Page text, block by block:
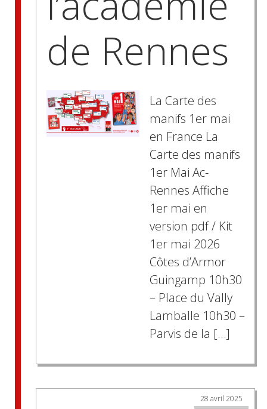
de Rennes
La Carte des
manifs 1er mai
en France La
Carte des manifs
1er Mai Ac-
Rennes Affiche
1er mai en
version pdf / Kit
1er mai 2026
Côtes d’Armor
Guingamp 10h30
– Place du Vally
Lamballe 10h30 –
Parvis de la […]
28 avril 2025